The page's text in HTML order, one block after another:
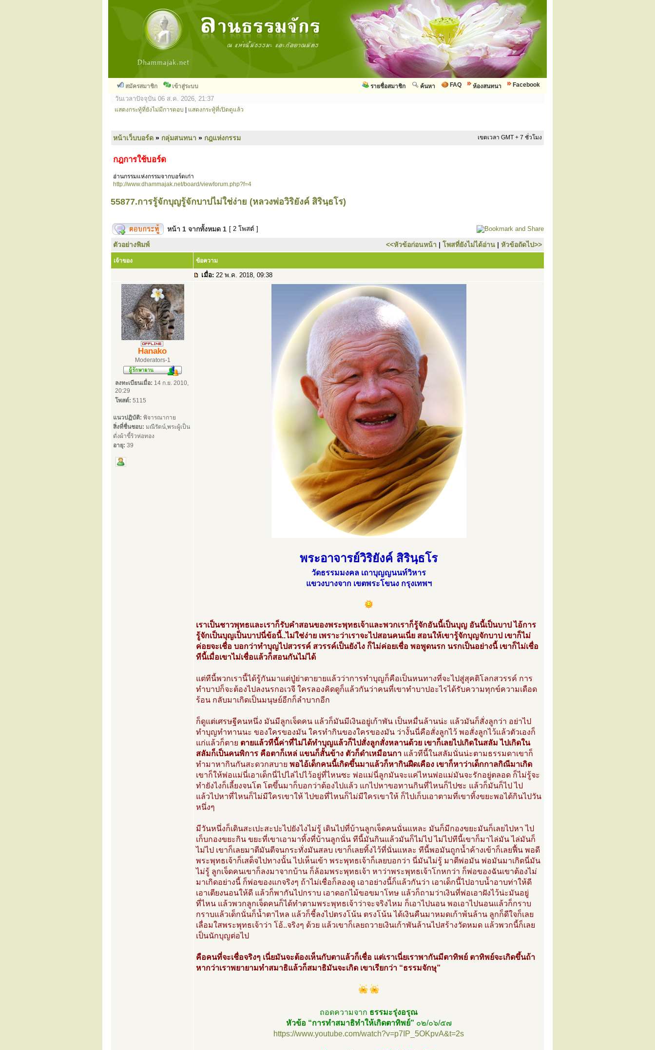
สมัครสมาชิก เข้าสู่ระบบ Facebook
ห้องสนทนา
FAQ
ค้นหา
รายชื่อสมาชิก
วันเวลาปัจจุบัน 06 ส.ค. 2026, 21:37
แสดงกระทู้ที่ยังไม่มีการตอบ แสดงกระทู้ที่เปิดดูแล้ว
หน้าเว็บบอร์ด » กลุ่มสนทนา » กฎแห่งกรรม เขตเวลา GMT + 7 ชั่วโมง
กฎการใช้บอร์ด
อ่านกรรมแห่งกรรมจากบอร์ดเก่า
http://www.dhammajak.net/board/viewforum.php?f=4
55877.การรู้จักบุญรู้จักบาปไม่ใช่ง่าย (หลวงพ่อวิริยังค์ สิรินฺธโร)
หน้า 1 จากทั้งหมด 1 [ 2 โพสต์ ]
ตัวอย่างพิมพ์ <<หัวข้อก่อนหน้า | โพสที่ยังไม่ได้อ่าน | หัวข้อถัดไป>>
เจ้าของ ข้อความ
เมื่อ: 22 พ.ค. 2018, 09:38
Hanako
Moderators-1
ลงทะเบียนเมื่อ: 14 ก.ย. 2010,
20:29
โพสต์: 5115
แนวปฏิบัติ: พิจารณากาย
สิ่งที่ชื่นชอบ: มณีรัตน์,พระผู้เป็น
ดั่งผ้าขี้ร้วห่อทอง
อายุ: 39
พระอาจารย์วิริยังค์ สิรินฺธโร
วัดธรรมมงคล เถาบุญญนนท์วิหาร
แขวงบางจาก เขตพระโขนง กรุงเทพฯ
เราเป็นชาวพุทธและเราก็รับคำสอนของพระพุทธเจ้าและพวกเราก็รู้จักอันนี้เป็นบุญ อันนี้เป็นบาป ไอ้การ
รู้จักเป็นบุญเป็นบาปนี่ข้อนี้..ไม่ใช่ง่าย เพราะว่าเราจะไปสอนคนเนี่ย สอนให้เขารู้จักบุญจักบาป เขาก็ไม่
ค่อยจะเชื่อ บอกว่าทำบุญไปสวรรค์ สวรรค์เป็นยังไง ก็ไม่ค่อยเชื่อ พอพูดนรก นรกเป็นอย่างนี้ เขาก็ไม่เชื่อ
ทีนี้เมื่อเขาไม่เชื่อแล้วก็สอนกันไม่ได้
แต่ทีนี้พวกเรานี้ได้รู้กันมาแต่ปู่ย่าตายายแล้วว่าการทำบุญก็คือเป็นหนทางที่จะไปสู่สุคติโลกสวรรค์ การ
ทำบาปก็จะต้องไปลงนรกอเวจี ใครลองคิดดูก็แล้วกันว่าคนที่เขาทำบาปอะไรได้รับความทุกข์ความเดือด
ร้อน กลับมาเกิดเป็นมนุษย์อีกก็ลำบากอีก
ก็ดูแต่เศรษฐีคนหนึ่ง มันมีลูกเจ็ดคน แล้วก็มันมีเงินอยู่เก้าพัน เป็นหมื่นล้านน่ะ แล้วมันก็สั่งลูกว่า อย่าไป
ทำบุญทำทานนะ ของใครของมัน ใครทำกินของใครของมัน ว่างั้นนี่คือสั่งลูกไว้ พอสั่งลูกไว้แล้วตัวเองก็
แก่แล้วก็ตาย ตายแล้วทีนี้ค่าที่ไม่ได้ทำบุญแล้วก็ไปสั่งลูกสั่งหลานด้วย เขาก็เลยไปเกิดในสลัม ไปเกิดใน
สลัมก็เป็นคนพิการ คือตาก็เหล่ แขนก็สั้นข้าง ตัวก็ดำเหมือนกา แล้วทีนี้ในสลัมนั่นน่ะตามธรรมดาเขาก็
ทำมาหากินกันสะดวกสบาย พอไอ้เด็กคนนี้เกิดขึ้นมาแล้วก็หากินฝืดเคือง เขาก็หาว่าเด็กกาลกิณีมาเกิด
เขาก็ให้พ่อแม่นี่เอาเด็กนี่ไปไล่ไปไว้อยู่ที่ไหนซะ พ่อแม่นี่ลูกมันจะแค่ไหนพ่อแม่มันจะรักอยู่ตลอด ก็ไม่รู้จะ
ทำยังไงก็เลี้ยงจนโต โตขึ้นมาก็บอกว่าต้องไปแล้ว แกไปหาขอทานกินที่ไหนก็ไปซะ แล้วก็มันก็ไป ไป
แล้วไปหาที่ไหนก็ไม่มีใครเขาให้ ไปขอที่ไหนก็ไม่มีใครเขาให้ ก็ไปเก็บเอาตามที่เขาทิ้งขยะพอได้กินไปวัน
หนึ่งๆ
มีวันหนึ่งก็เดินสะเปะสะปะไปยังไงไม่รู้ เดินไปที่บ้านลูกเจ็ดคนนั่นแหละ มันก็มีกองขยะมันก็เลยไปหา ไป
เก็บกองขยะกิน ขยะที่เขาเอามาทิ้งที่บ้านลูกนั่น ทีนี้มันกินแล้วมันก็ไม่ไป ไม่ไปทีนี้เขาก็มาไล่มัน ไล่มันก็
ไม่ไป เขาก็เลยมาตีมันตีจนกระทั่งมันสลบ เขาก็เลยทิ้งไว้ที่นั่นแหละ ทีนี้พอมันถูกน้ำค้างเข้าก็เลยฟื้น พอดี
พระพุทธเจ้าก็เสด็จไปทางนั้น ไปเห็นเข้า พระพุทธเจ้าก็เลยบอกว่า นี่มันไม่รู้ มาตีพ่อมัน พ่อมันมาเกิดนี่มัน
ไม่รู้ ลูกเจ็ดคนเขาก็ลงมาจากบ้าน ก็ล้อมพระพุทธเจ้า หาว่าพระพุทธเจ้าโกหกว่า ก็พ่อของฉันเขาต้องไม่
มาเกิดอย่างนี้ ก็พ่อของแกจริงๆ ถ้าไม่เชื่อก็ลองดู เอาอย่างนี้ก็แล้วกันว่า เอาเด็กนี้ไปอาบน้ำอาบท่าให้ดี
เอาเตียงนอนให้ดี แล้วก็พากันไปกราบ เอาดอกไม้ขอขมาโทษ แล้วก็ถามว่าเงินที่พ่อเอาฝังไว้น่ะมันอยู่
ที่ไหน แล้วพวกลูกเจ็ดคนก็ได้ทำตามพระพุทธเจ้าว่าจะจริงไหม ก็เอาไปนอน พอเอาไปนอนแล้วก็กราบ
กราบแล้วเด็กนั่นก็น้ำตาไหล แล้วก็ชี้ลงไปตรงโน้น ตรงโน้น ได้เงินคืนมาหมดเก้าพ้นล้าน ลูกก็ดีใจก็เลย
เลื่อมใสพระพุทธเจ้าว่า โอ้..จริงๆ ด้วย แล้วเขาก็เลยถวายเงินเก้าพันล้านไปสร้างวัดหมด แล้วพวกนี้ก็เลย
เป็นนักบุญต่อไป
คือคนที่จะเชื่อจริงๆ เนี่ยมันจะต้องเห็นกับตาแล้วก็เชื่อ แต่เราเนี่ยเราพากันมีตาทิพย์ ตาทิพย์จะเกิดขึ้นถ้า
หากว่าเราพยายามทำสมาธิแล้วก็สมาธิมันจะเกิด เขาเรียกว่า “ธรรมจักษุ”
ถอดความจาก ธรรมะรุ่งอรุณ
หัวข้อ “การทำสมาธิทำให้เกิดตาทิพย์” ๐๒/๐๖/๕๗
https://www.youtube.com/watch?v=p7IP_5OKpvA&t=2s